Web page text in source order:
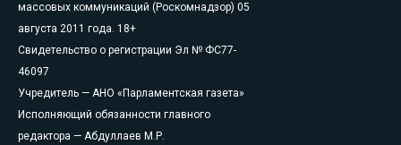
массовых коммуникаций (Роскомнадзор) 05
августа 2011 года. 18+
Свидетельство о регистрации Эл № ФС77-
46097
Учредитель — АНО «Парламентская газета»
Исполняющий обязанности главного
редактора — Абдуллаев М.Р.